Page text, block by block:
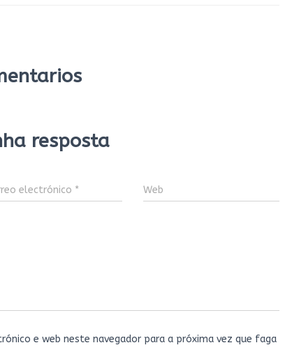
resposta
electrónico * Web
e web neste navegador para a próxima vez que faga